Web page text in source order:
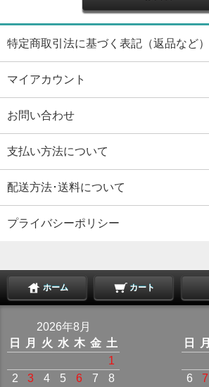
特定商取引法に基づく表記（返品など）
マイアカウント
お問い合わせ
支払い方法について
配送方法･送料について
プライバシーポリシー
ホーム カート
2026年8月
日
月 火 水 木 金 土
1
2
3 4 5 6 7 8
日
月
6
7